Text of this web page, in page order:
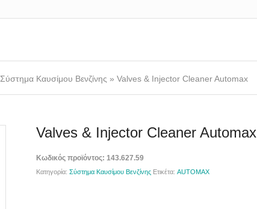
Σύστημα Καυσίμου Βενζίνης » Valves & Injector Cleaner Automax
Valves & Injector Cleaner Automax
Κωδικός προϊόντος: 143.627.59
Κατηγορία: Σύστημα Καυσίμου Βενζίνης Ετικέτα: AUTOMAX